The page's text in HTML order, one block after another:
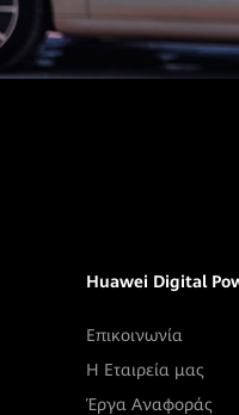
Huawei Digital
Επικοινωνία
Η Εταιρεία μας
Έργα Αναφοράς